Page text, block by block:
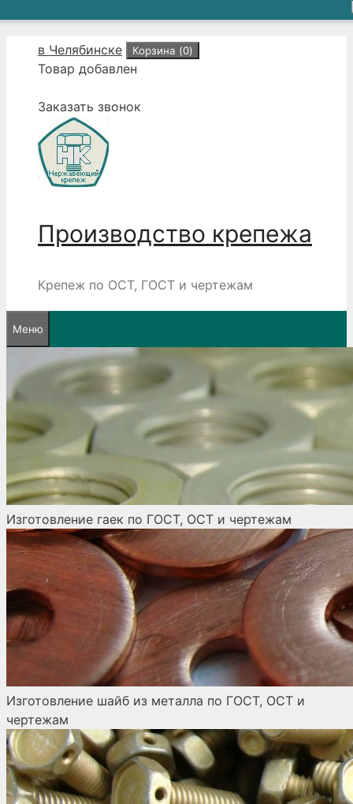
Перейтив Челябинске Корзина (0)
Товар добавлен
Заказать звонок
Производство крепежа
Крепеж по ОСТ, ГОСТ и чертежам
Меню
Изготовление гаек по ГОСТ, ОСТ и чертежам
Изготовление шайб из металла по ГОСТ, ОСТ и
чертежам